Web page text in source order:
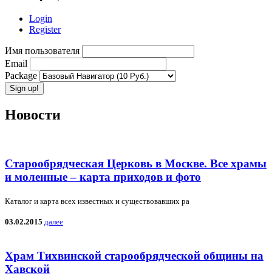
Login
Register
Имя пользователя
Email
Package
Новости
Старообрядческая Церковь в Москве. Все храмы
и моленные – карта приходов и фото
Каталог и карта всех известных и существовавших ра
03.02.2015 далее
Храм Тихвинской старообрядческой общины на
Хавской